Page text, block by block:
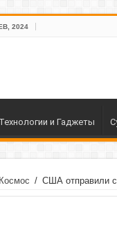
2024
Технологии и Гаджеты
Космос / США отправили